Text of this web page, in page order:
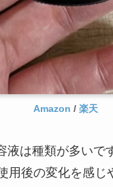
Amazon / 楽天
液は種類が多いで
用後の変化を感じ